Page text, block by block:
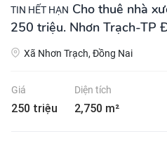
TIN HẾT HẠN Cho thuê nhà
250 triệu. Nhơn Trạch-TP
Xã Nhơn Trạch, Đồng Nai
Giá
250 triệu
Diện tích
2,750 m²